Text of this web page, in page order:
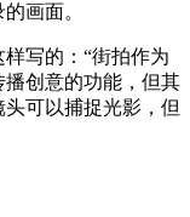
画面。
写的：“街拍作为
创意的功能，但其
可以捕捉光影，但